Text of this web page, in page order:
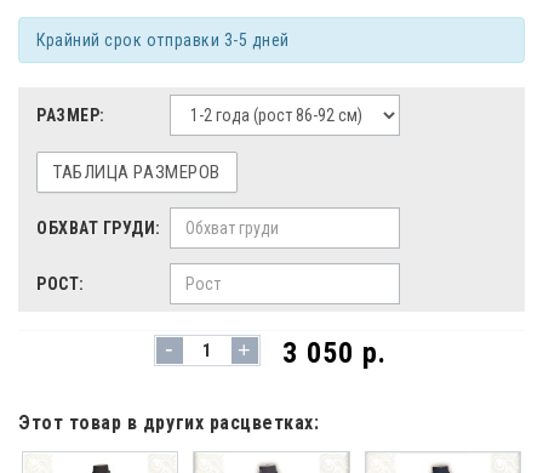
Крайний срок отправки 3-5 дней
РАЗМЕР:
ТАБЛИЦА РАЗМЕРОВ
ОБХВАТ ГРУДИ:
РОСТ:
- + 3 050 р.
Этот товар в других расцветках: